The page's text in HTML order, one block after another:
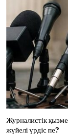
Журналистік
жүйелі үрдіс пе?